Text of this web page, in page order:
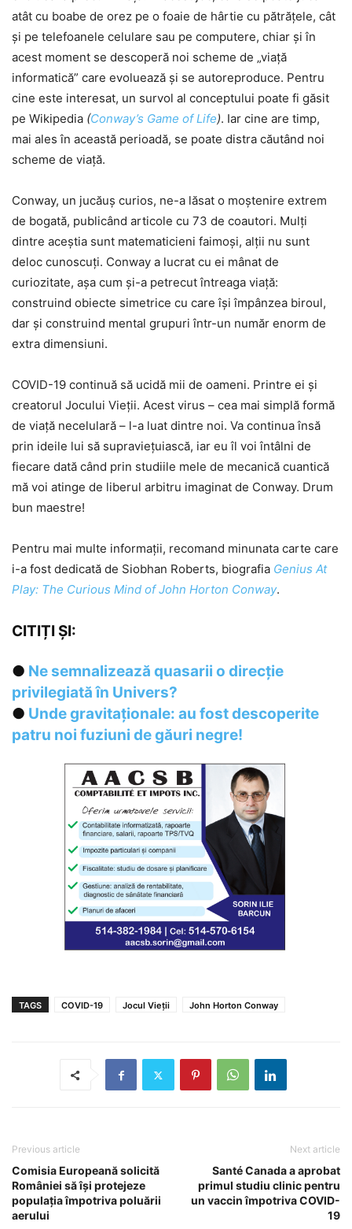
atât cu boabe de orez pe o foaie de hârtie cu pătrățele, cât
și pe telefoanele celulare sau pe computere, chiar și în
acest moment se descoperă noi scheme de „viață
informatică” care evoluează și se autoreproduce. Pentru
cine este interesat, un survol al conceptului poate fi găsit
pe Wikipedia (Conway’s Game of Life). Iar cine are timp,
mai ales în această perioadă, se poate distra căutând noi
scheme de viață.
Conway, un jucăuș curios, ne-a lăsat o moștenire extrem
de bogată, publicând articole cu 73 de coautori. Mulți
dintre aceștia sunt matematicieni faimoși, alții nu sunt
deloc cunoscuți. Conway a lucrat cu ei mânat de
curiozitate, așa cum și-a petrecut întreaga viață:
construind obiecte simetrice cu care își împânzea biroul,
dar și construind mental grupuri într-un număr enorm de
extra dimensiuni.
COVID-19 continuă să ucidă mii de oameni. Printre ei și
creatorul Jocului Vieții. Acest virus – cea mai simplă formă
de viață necelulară – l-a luat dintre noi. Va continua însă
prin ideile lui să supraviețuiască, iar eu îl voi întâlni de
fiecare dată când prin studiile mele de mecanică cuantică
mă voi atinge de liberul arbitru imaginat de Conway. Drum
bun maestre!
Pentru mai multe informații, recomand minunata carte care
i-a fost dedicată de Siobhan Roberts, biografia Genius At
Play: The Curious Mind of John Horton Conway.
CITIȚI ȘI:
● Ne semnalizează quasarii o direcție
privilegiată în Univers?
● Unde gravitaționale: au fost descoperite
patru noi fuziuni de găuri negre!
TAGS COVID-19 Jocul Vieții John Horton Conway
Previous article
Comisia Europeană solicită
României să își protejeze
populația împotriva poluării
aerului
Next article
Santé Canada a aprobat
primul studiu clinic pentru
un vaccin împotriva COVID-
19